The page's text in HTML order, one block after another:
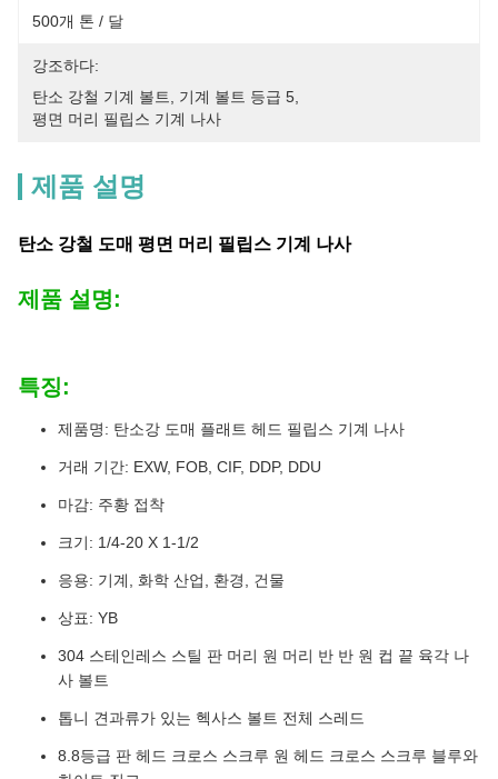
500개 톤 / 달
강조하다:
탄소 강철 기계 볼트
기계 볼트 등급 5
평면 머리 필립스 기계 나사
제품 설명
탄소 강철 도매 평면 머리 필립스 기계 나사
제품 설명:
특징:
제품명: 탄소강 도매 플래트 헤드 필립스 기계 나사
거래 기간: EXW, FOB, CIF, DDP, DDU
마감: 주황 접착
크기: 1/4-20 X 1-1/2
응용: 기계, 화학 산업, 환경, 건물
상표: YB
304 스테인레스 스틸 판 머리 원 머리 반 반 원 컵 끝 육각 나
사 볼트
톱니 견과류가 있는 헥사스 볼트 전체 스레드
8.8등급 판 헤드 크로스 스크루 원 헤드 크로스 스크루 블루와